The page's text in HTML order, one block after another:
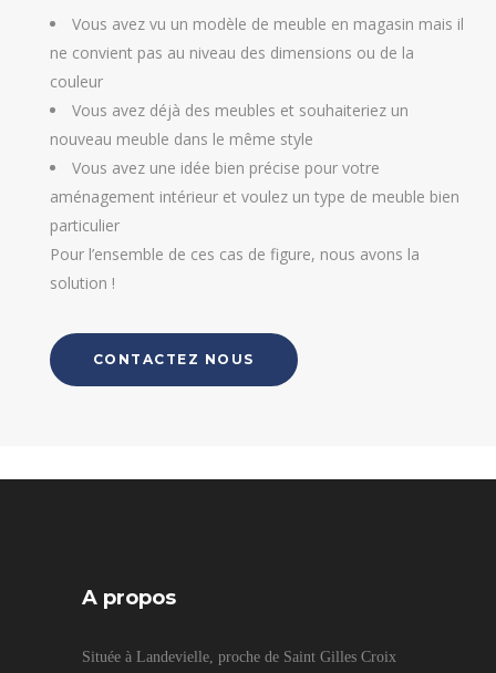
Vous avez vu un modèle de meuble en magasin mais il
ne convient pas au niveau des dimensions ou de la
couleur
Vous avez déjà des meubles et souhaiteriez un
nouveau meuble dans le même style
Vous avez une idée bien précise pour votre
aménagement intérieur et voulez un type de meuble bien
particulier
Pour l’ensemble de ces cas de figure, nous avons la
solution !
CONTACTEZ NOUS
A propos
Située à Landevielle, proche de Saint Gilles Croix